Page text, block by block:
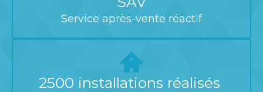
Service après-vente réactif
2500 installations réalisés